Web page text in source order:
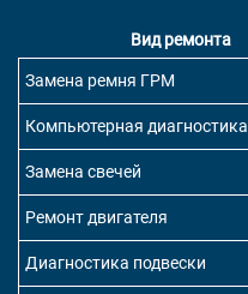
Вид ремонта
Замена ремня ГРМ
Компьютерная диагностика
Замена свечей
Ремонт двигателя
Диагностика подвески